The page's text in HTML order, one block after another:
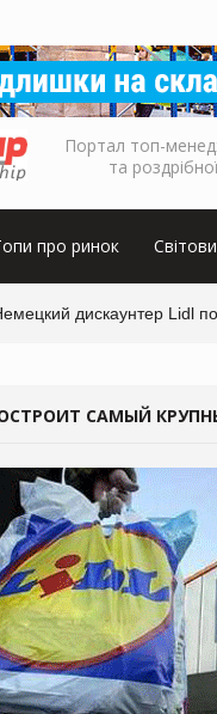
Портал топ-
та
про ринок
дискаунтер Lidl
САМЫЙ